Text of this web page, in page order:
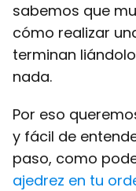
sabemos que
cómo realizar
terminan
nada.
Por eso
y fácil de
paso, como
ajedrez en tu